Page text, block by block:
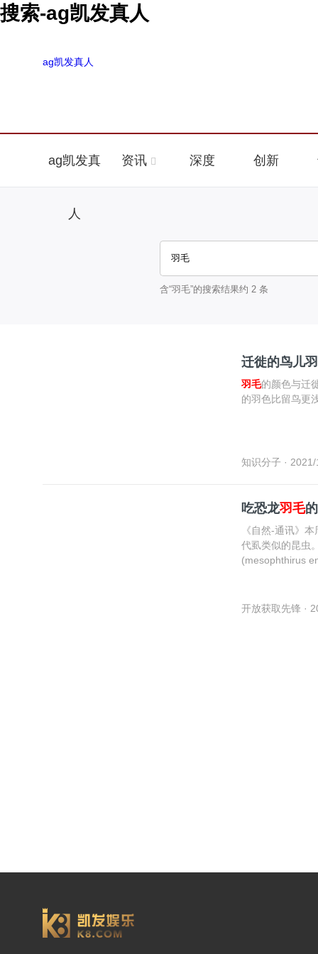
搜索-ag凯发真人
ag凯发真人
ag凯发真
人
资讯 深度 创新
含“羽毛”的搜索结果约 2 条
迁徙的鸟儿
羽毛的颜色与迁
的羽色比留鸟更
知识分子 ·
吃恐龙羽毛
《自然-通讯》
代虱类似的昆虫
(mesophthirus
开放获取先锋 ·